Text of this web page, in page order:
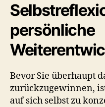
persönliche
Bevor Sie überhaupt
zurückzugewinnen,
auf sich selbst zu